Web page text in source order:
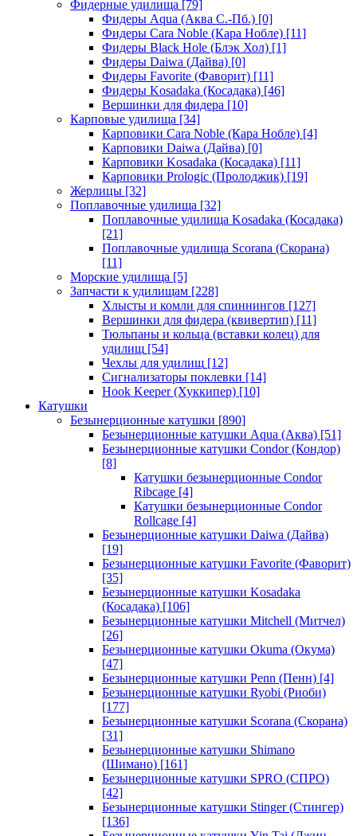
Фидерные удилища [79]
Фидеры Aqua (Аква С.-Пб.) [0]
Фидеры Cara Noble (Кара Нобле) [11]
Фидеры Black Hole (Блэк Хол) [1]
Фидеры Daiwa (Дайва) [0]
Фидеры Favorite (Фаворит) [11]
Фидеры Kosadaka (Косадака) [46]
Вершинки для фидера [10]
Карповые удилища [34]
Карповики Cara Noble (Кара Нобле) [4]
Карповики Daiwa (Дайва) [0]
Карповики Kosadaka (Косадака) [11]
Карповики Prologic (Пролоджик) [19]
Жерлицы [32]
Поплавочные удилища [32]
Поплавочные удилища Kosadaka (Косадака)
[21]
Поплавочные удилища Scorana (Скорана)
[11]
Морские удилища [5]
Запчасти к удилищам [228]
Хлысты и комли для спиннингов [127]
Вершинки для фидера (квивертип) [11]
Тюльпаны и кольца (вставки колец) для
удилищ [54]
Чехлы для удилищ [12]
Сигнализаторы поклевки [14]
Hook Keeper (Хуккипер) [10]
Катушки
Безынерционные катушки [890]
Безынерционные катушки Aqua (Аква) [51]
Безынерционные катушки Condor (Кондор)
[8]
Катушки безынерционные Condor
Ribcage [4]
Катушки безынерционные Condor
Rollcage [4]
Безынерционные катушки Daiwa (Дайва)
[19]
Безынерционные катушки Favorite (Фаворит)
[35]
Безынерционные катушки Kosadaka
(Косадака) [106]
Безынерционные катушки Mitchell (Митчел)
[26]
Безынерционные катушки Okuma (Окума)
[47]
Безынерционные катушки Penn (Пенн) [4]
Безынерционные катушки Ryobi (Риоби)
[177]
Безынерционные катушки Scorana (Скорана)
[31]
Безынерционные катушки Shimano
(Шимано) [161]
Безынерционные катушки SPRO (СПРО)
[42]
Безынерционные катушки Stinger (Стингер)
[136]